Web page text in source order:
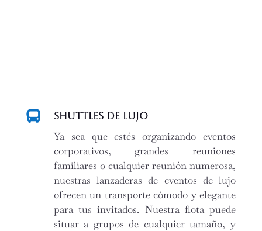
 Shuttles de lujo
Ya sea que estés organizando eventos
corporativos, grandes reuniones
familiares o cualquier reunión numerosa,
nuestras lanzaderas de eventos de lujo
ofrecen un transporte cómodo y elegante
para tus invitados. Nuestra flota puede
situar a grupos de cualquier tamaño, y